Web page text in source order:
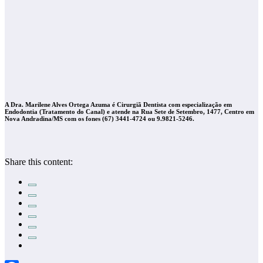
A Dra. Marilene Alves Ortega Azuma é Cirurgiã Dentista com especialização em
Endodontia (Tratamento do Canal) e atende na Rua Sete de Setembro, 1477, Centro em
Nova Andradina/MS com os fones (67) 3441-4724 ou 9.9821-5246.
Share this content: